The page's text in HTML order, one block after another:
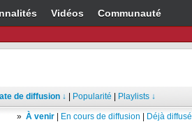
Vidéos Communauté
de diffusion ↓ Popularité Playlists ↓
» À venir En cours de diffusion Déjà diffusé